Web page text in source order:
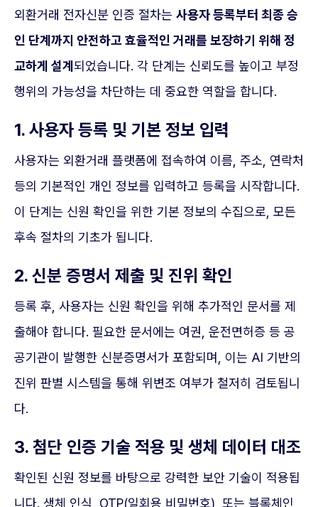
외환거래 전자신분 인증 절차는 사용자 등록부터 최종 승
인 단계까지 안전하고 효율적인 거래를 보장하기 위해 정
교하게 설계 되었습니다. 각 단계는 신뢰도를 높이고 부정
행위의 가능성을 차단하는 데 중요한 역할을 합니다.
1. 사용자 등록 및 기본 정보 입력
사용자는 외환거래 플랫폼에 접속하여 이름, 주소, 연락처
등의 기본적인 개인 정보를 입력하고 등록을 시작합니다.
이 단계는 신원 확인을 위한 기본 정보의 수집으로, 모든
후속 절차의 기초가 됩니다.
2. 신분 증명서 제출 및 진위 확인
등록 후, 사용자는 신원 확인을 위해 추가적인 문서를 제
출해야 합니다. 필요한 문서에는 여권, 운전면허증 등 공
공기관이 발행한 신분증명서가 포함되며, 이는 AI 기반의
진위 판별 시스템을 통해 위변조 여부가 철저히 검토됩니
다.
3. 첨단 인증 기술 적용 및 생체 데이터 대조
확인된 신원 정보를 바탕으로 강력한 보안 기술이 적용됩
니다. 생체 인식, OTP(일회용 비밀번호), 또는 블록체인